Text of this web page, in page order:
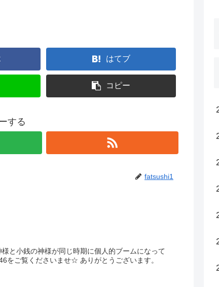
はてブ
コピー
する
fatsushi1
と小銭の神様が同じ時期に個人的ブームになって
をご覧くださいませ☆ ありがとうございます。